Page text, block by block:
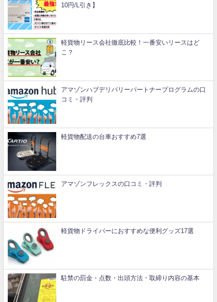
10円/L引き】
軽貨物リース会社徹底比較！一番安いリースはど
こ？
アマゾンハブデリバリーパートナープログラムの口
コミ・評判
軽貨物配送の台車おすすめ7選
アマゾンフレックスの口コミ・評判
軽貨物ドライバーにおすすめな便利グッズ17選
駐禁の罰金・点数・出頭方法・取締り内容の基本